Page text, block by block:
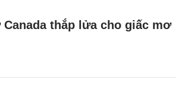
thắp lửa cho giấc mơ